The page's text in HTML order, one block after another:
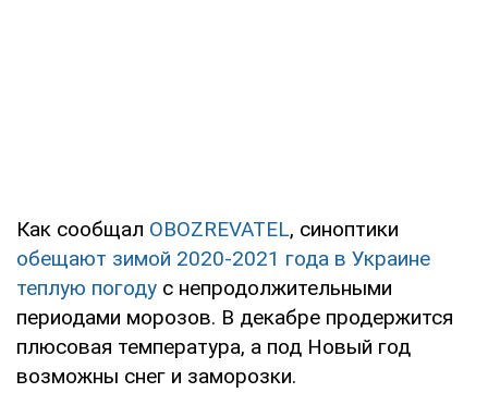
Как сообщал OBOZREVATEL, синоптики
обещают зимой 2020-2021 года в Украине
теплую погоду с непродолжительными
периодами морозов. В декабре продержится
плюсовая температура, а под Новый год
возможны снег и заморозки.